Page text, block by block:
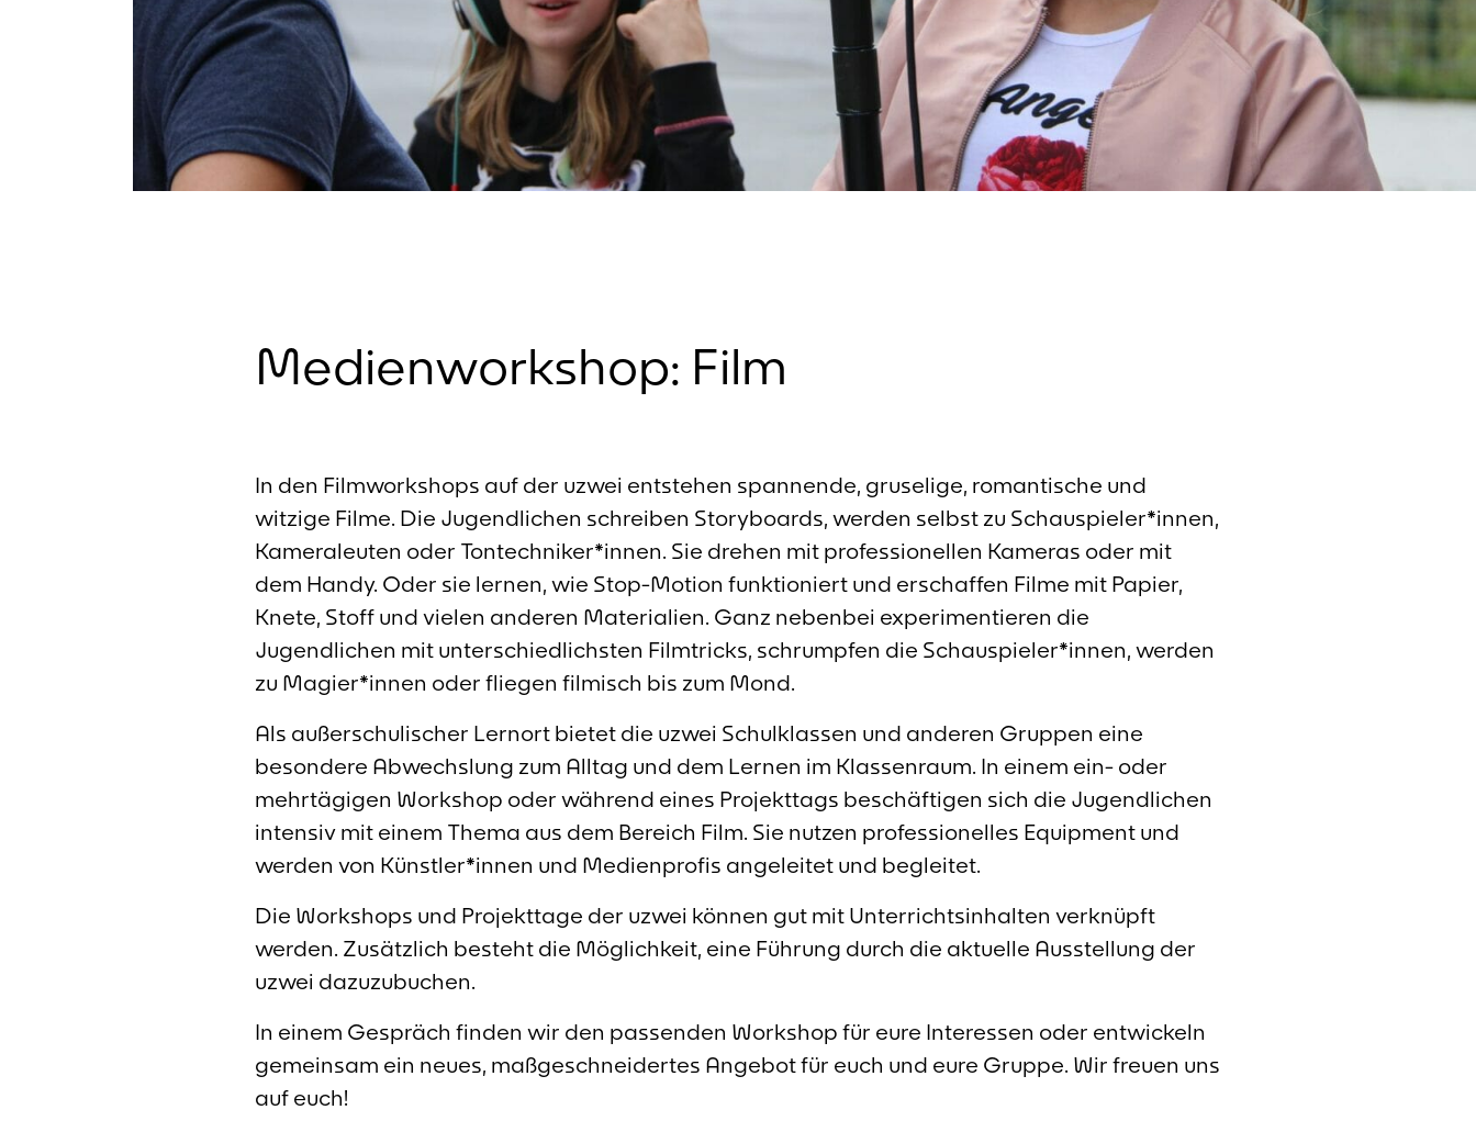
Medienworkshop: Film
In den Filmworkshops auf der uzwei entstehen spannende, gruselige, romantische und
witzige Filme. Die Jugendlichen schreiben Storyboards, werden selbst zu Schauspieler*innen,
Kameraleuten oder Tontechniker*innen. Sie drehen mit professionellen Kameras oder mit
dem Handy. Oder sie lernen, wie Stop-Motion funktioniert und erschaffen Filme mit Papier,
Knete, Stoff und vielen anderen Materialien. Ganz nebenbei experimentieren die
Jugendlichen mit unterschiedlichsten Filmtricks, schrumpfen die Schauspieler*innen, werden
zu Magier*innen oder fliegen filmisch bis zum Mond.
Als außerschulischer Lernort bietet die uzwei Schulklassen und anderen Gruppen eine
besondere Abwechslung zum Alltag und dem Lernen im Klassenraum. In einem ein- oder
mehrtägigen Workshop oder während eines Projekttags beschäftigen sich die Jugendlichen
intensiv mit einem Thema aus dem Bereich Film. Sie nutzen professionelles Equipment und
werden von Künstler*innen und Medienprofis angeleitet und begleitet.
Die Workshops und Projekttage der uzwei können gut mit Unterrichtsinhalten verknüpft
werden. Zusätzlich besteht die Möglichkeit, eine Führung durch die aktuelle Ausstellung der
uzwei dazuzubuchen.
In einem Gespräch finden wir den passenden Workshop für eure Interessen oder entwickeln
gemeinsam ein neues, maßgeschneidertes Angebot für euch und eure Gruppe. Wir freuen uns
auf euch!